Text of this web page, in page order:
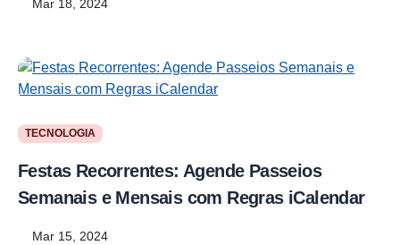
Mar 18, 2024
TECNOLOGIA
Festas Recorrentes: Agende Passeios
Semanais e Mensais com Regras iCalendar
Mar 15, 2024